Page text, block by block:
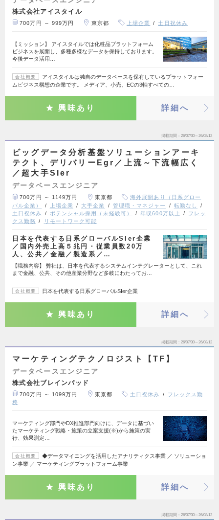
株式会社アイスタイル
700万円 ～ 999万円 東京都 上場企業 土日祝休み
【ミッション】 アイスタイルでは化粧品プラットフォーム
ビジネスを展開し、多種多様なデータを保持しております。
今後データ活用…
会社概要
アイスタイルは独自のデータベースを保有しているプラットフォー
ムビジネス構想の企業です。 メディア、小売、ECの3軸すべての…
興味あり 詳細へ
掲載期間 26/07/30～26/08/12
ビッグデータ分析基盤ソリューションアーキ
テクト、デリバリーEgr／上流～下流幅広く
／超大手SIer
データベースエンジニア
700万円 ～ 1149万円 東京都
海外展開あり（日系グロー
バル企業）
上場企業 大手企業 管理職・マネジャー
転勤なし
土日祝休み
ポテンシャル採用（未経験可） 年収600万以上
フレッ
クス勤務
リモートワーク可能
日本を代表する日系グローバルSIer企業
／国内外売上高５兆円・従業員数20万
人、公共／金融／製造系／…
【職務内容】 弊社は、日本を代表するシステムインテグレーターとして、これ
まで金融、公共、その他産業分野など多岐にわたってお…
会社概要 日本を代表する日系グローバルSIer企業
興味あり 詳細へ
掲載期間 26/07/30～26/08/12
マーケティングテクノロジスト【TF】
データベースエンジニア
株式会社ブレインパッド
700万円 ～ 1099万円 東京都 土日祝休み
フレックス勤
務
マーケティング部門やDX推進部門向けに、データに基づい
たマーケティング戦略・施策の立案支援(※)から施策の実
行、効果測定…
会社概要
◆データマイニングを活用したアナリティクス事業 ／ ソリューショ
ン事業 ／ マーケティングプラットフォーム事業
興味あり 詳細へ
掲載期間 26/07/30～26/08/12